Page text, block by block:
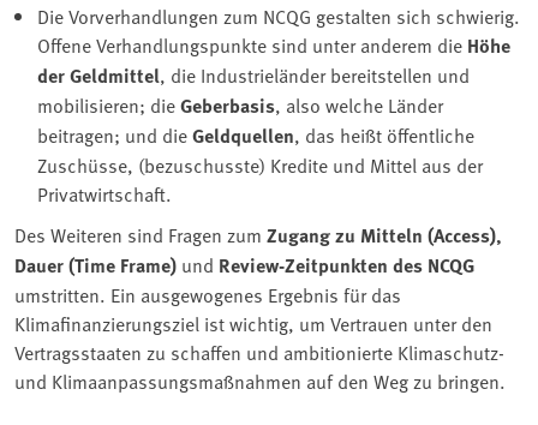
Die Vorverhandlungen zum NCQG gestalten sich schwierig.
Offene Verhandlungspunkte sind unter anderem die Höhe
der Geldmittel, die Industrieländer bereitstellen und
mobilisieren; dieGeberbasis, also welche Länder
beitragen; und dieGeldquellen, das heißt öffentliche
Zuschüsse, (bezuschusste) Kredite und Mittel aus der
Privatwirtschaft.
Des Weiteren sind Fragen zum Zugang zu Mitteln (Access),
Dauer (Time Frame) und Review-Zeitpunkten des NCQG
umstritten. Ein ausgewogenes Ergebnis für das
Klimafinanzierungsziel ist wichtig, um Vertrauen unter den
Vertragsstaaten zu schaffen und ambitionierte Klimaschutz-
und Klimaanpassungsmaßnahmen auf den Weg zu bringen.